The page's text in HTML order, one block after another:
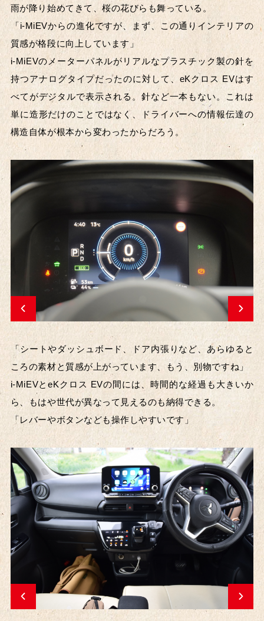
雨が降り始めてきて、桜の花びらも舞っている。
「i-MiEVからの進化ですが、まず、この通りインテリアの
質感が格段に向上しています」
i-MiEVのメーターパネルがリアルなプラスチック製の針を
持つアナログタイプだったのに対して、eKクロス EVはす
べてがデジタルで表示される。針など一本もない。これは
単に造形だけのことではなく、ドライバーへの情報伝達の
構造自体が根本から変わったからだろう。
「シートやダッシュボード、ドア内張りなど、あらゆると
ころの素材と質感が上がっています、もう、別物ですね」
i-MiEVとeKクロス EVの間には、時間的な経過も大きいか
ら、もはや世代が異なって見えるのも納得できる。
「レバーやボタンなども操作しやすいです」